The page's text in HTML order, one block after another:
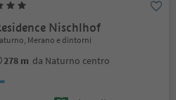
Nischlhof
Merano e dintorni
278 m da Naturno centro